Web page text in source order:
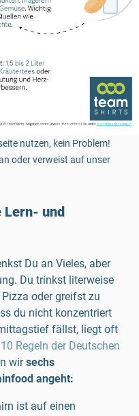
nutzen, kein Problem!
oder verweist auf unser
und
Du an Vieles, aber
Du trinkst literweise
oder greifst zu
du nicht konzentriert
fällst, liegt oft
10 Regeln der Deutschen
wirsechs
angeht:
ist auf einen